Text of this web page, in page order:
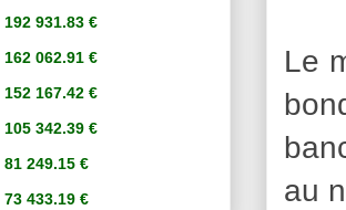
Le
au
192 931.83 €
162 062.91 €
152 167.42 €
105 342.39 €
81 249.15 €
73 433.19 €